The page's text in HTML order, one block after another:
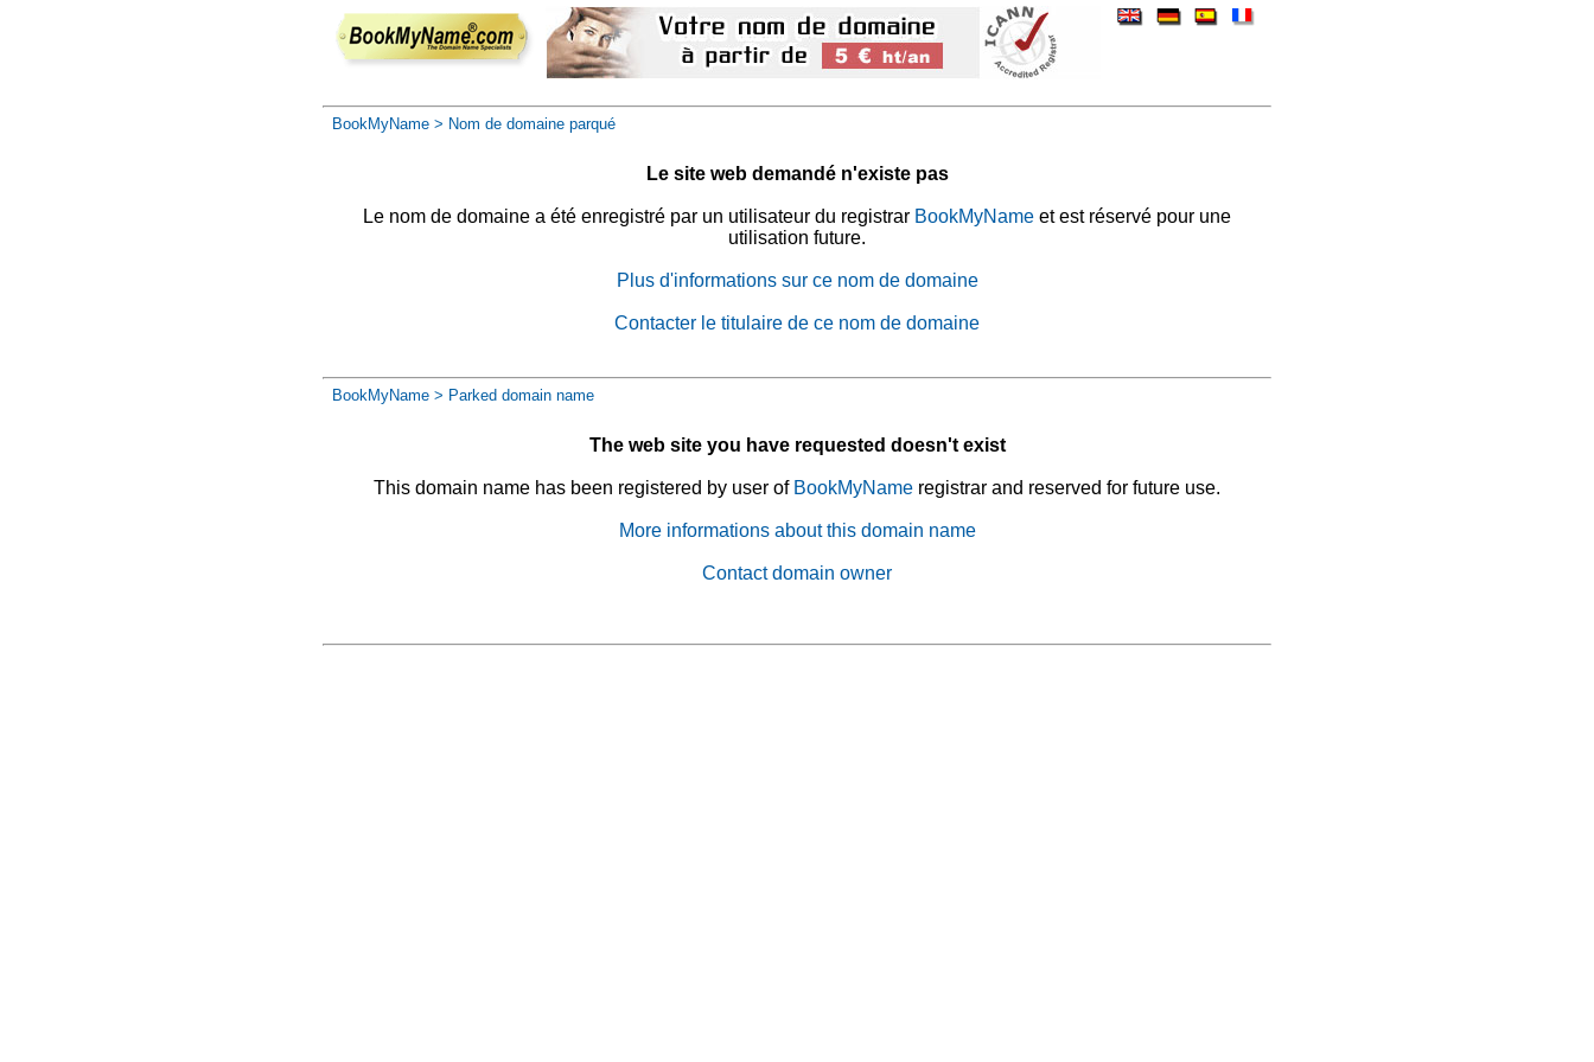
BookMyName > Nom de domaine parqué
Le site web demandé n'existe pas
Le nom de domaine a été enregistré par un utilisateur du registrar BookMyName et est réservé pour une
utilisation future.
Plus d'informations sur ce nom de domaine
Contacter le titulaire de ce nom de domaine
BookMyName > Parked domain name
The web site you have requested doesn't exist
This domain name has been registered by user of BookMyName registrar and reserved for future use.
More informations about this domain name
Contact domain owner